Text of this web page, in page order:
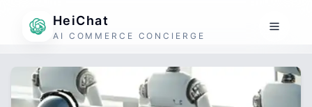
HeiChat
AI COMMERCE CONCIERGE